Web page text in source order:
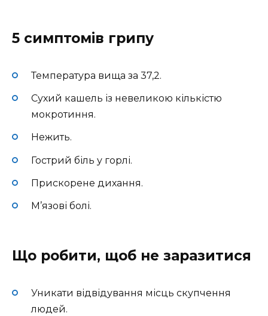
5 симптомів грипу
Температура вища за 37,2.
Сухий кашель із невеликою кількістю
мокротиння.
Нежить.
Гострий біль у горлі.
Прискорене дихання.
М’язові болі.
Що робити, щоб не заразитися
Уникати відвідування місць скупчення
людей.